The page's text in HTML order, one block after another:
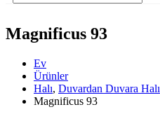
Magnificus 93
Ev
Ürünler
Halı, Duvardan Duvara Halı
Magnificus 93